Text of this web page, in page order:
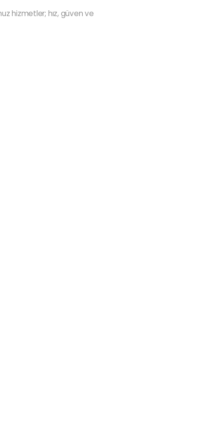
hizmetler; hız, güven ve